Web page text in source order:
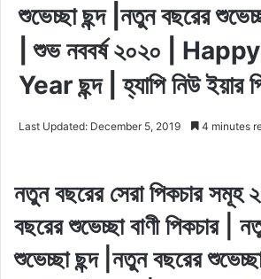
শুভেচ্ছা ছন্দ |নতুন বছরের
| শুভ নববর্ষ ২০২০ |
Year ছন্দ | হ্যাপি নিউ ইয়ার
Last Updated: December 5, 2019 4 minutes
নতুন বছরের সেরা পিকচার সমূহ
বছরের শুভেচ্ছা বাণী পিকচার |
শুভেচ্ছা ছন্দ |নতুন বছরের শুভেচ্ছা